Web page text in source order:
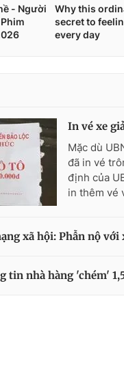
In vé xe
Mặc dù
đã in vé
định của
in thêm vé
xã hội: Phẫn nộ với
tin nhà hàng 'chém'